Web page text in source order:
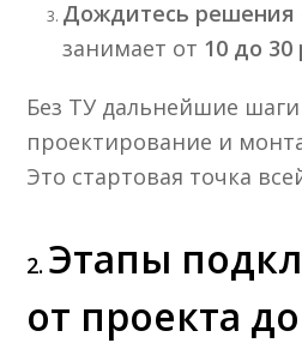
Дождитесь решения
занимает от 10 до
Без ТУ дальнейшие
проектирование и
Это стартовая точка
2. Этапы
от проекта